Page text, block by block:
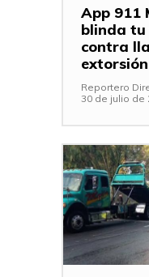
App 911
blinda
contra
extorsión
Reportero
30 de julio de